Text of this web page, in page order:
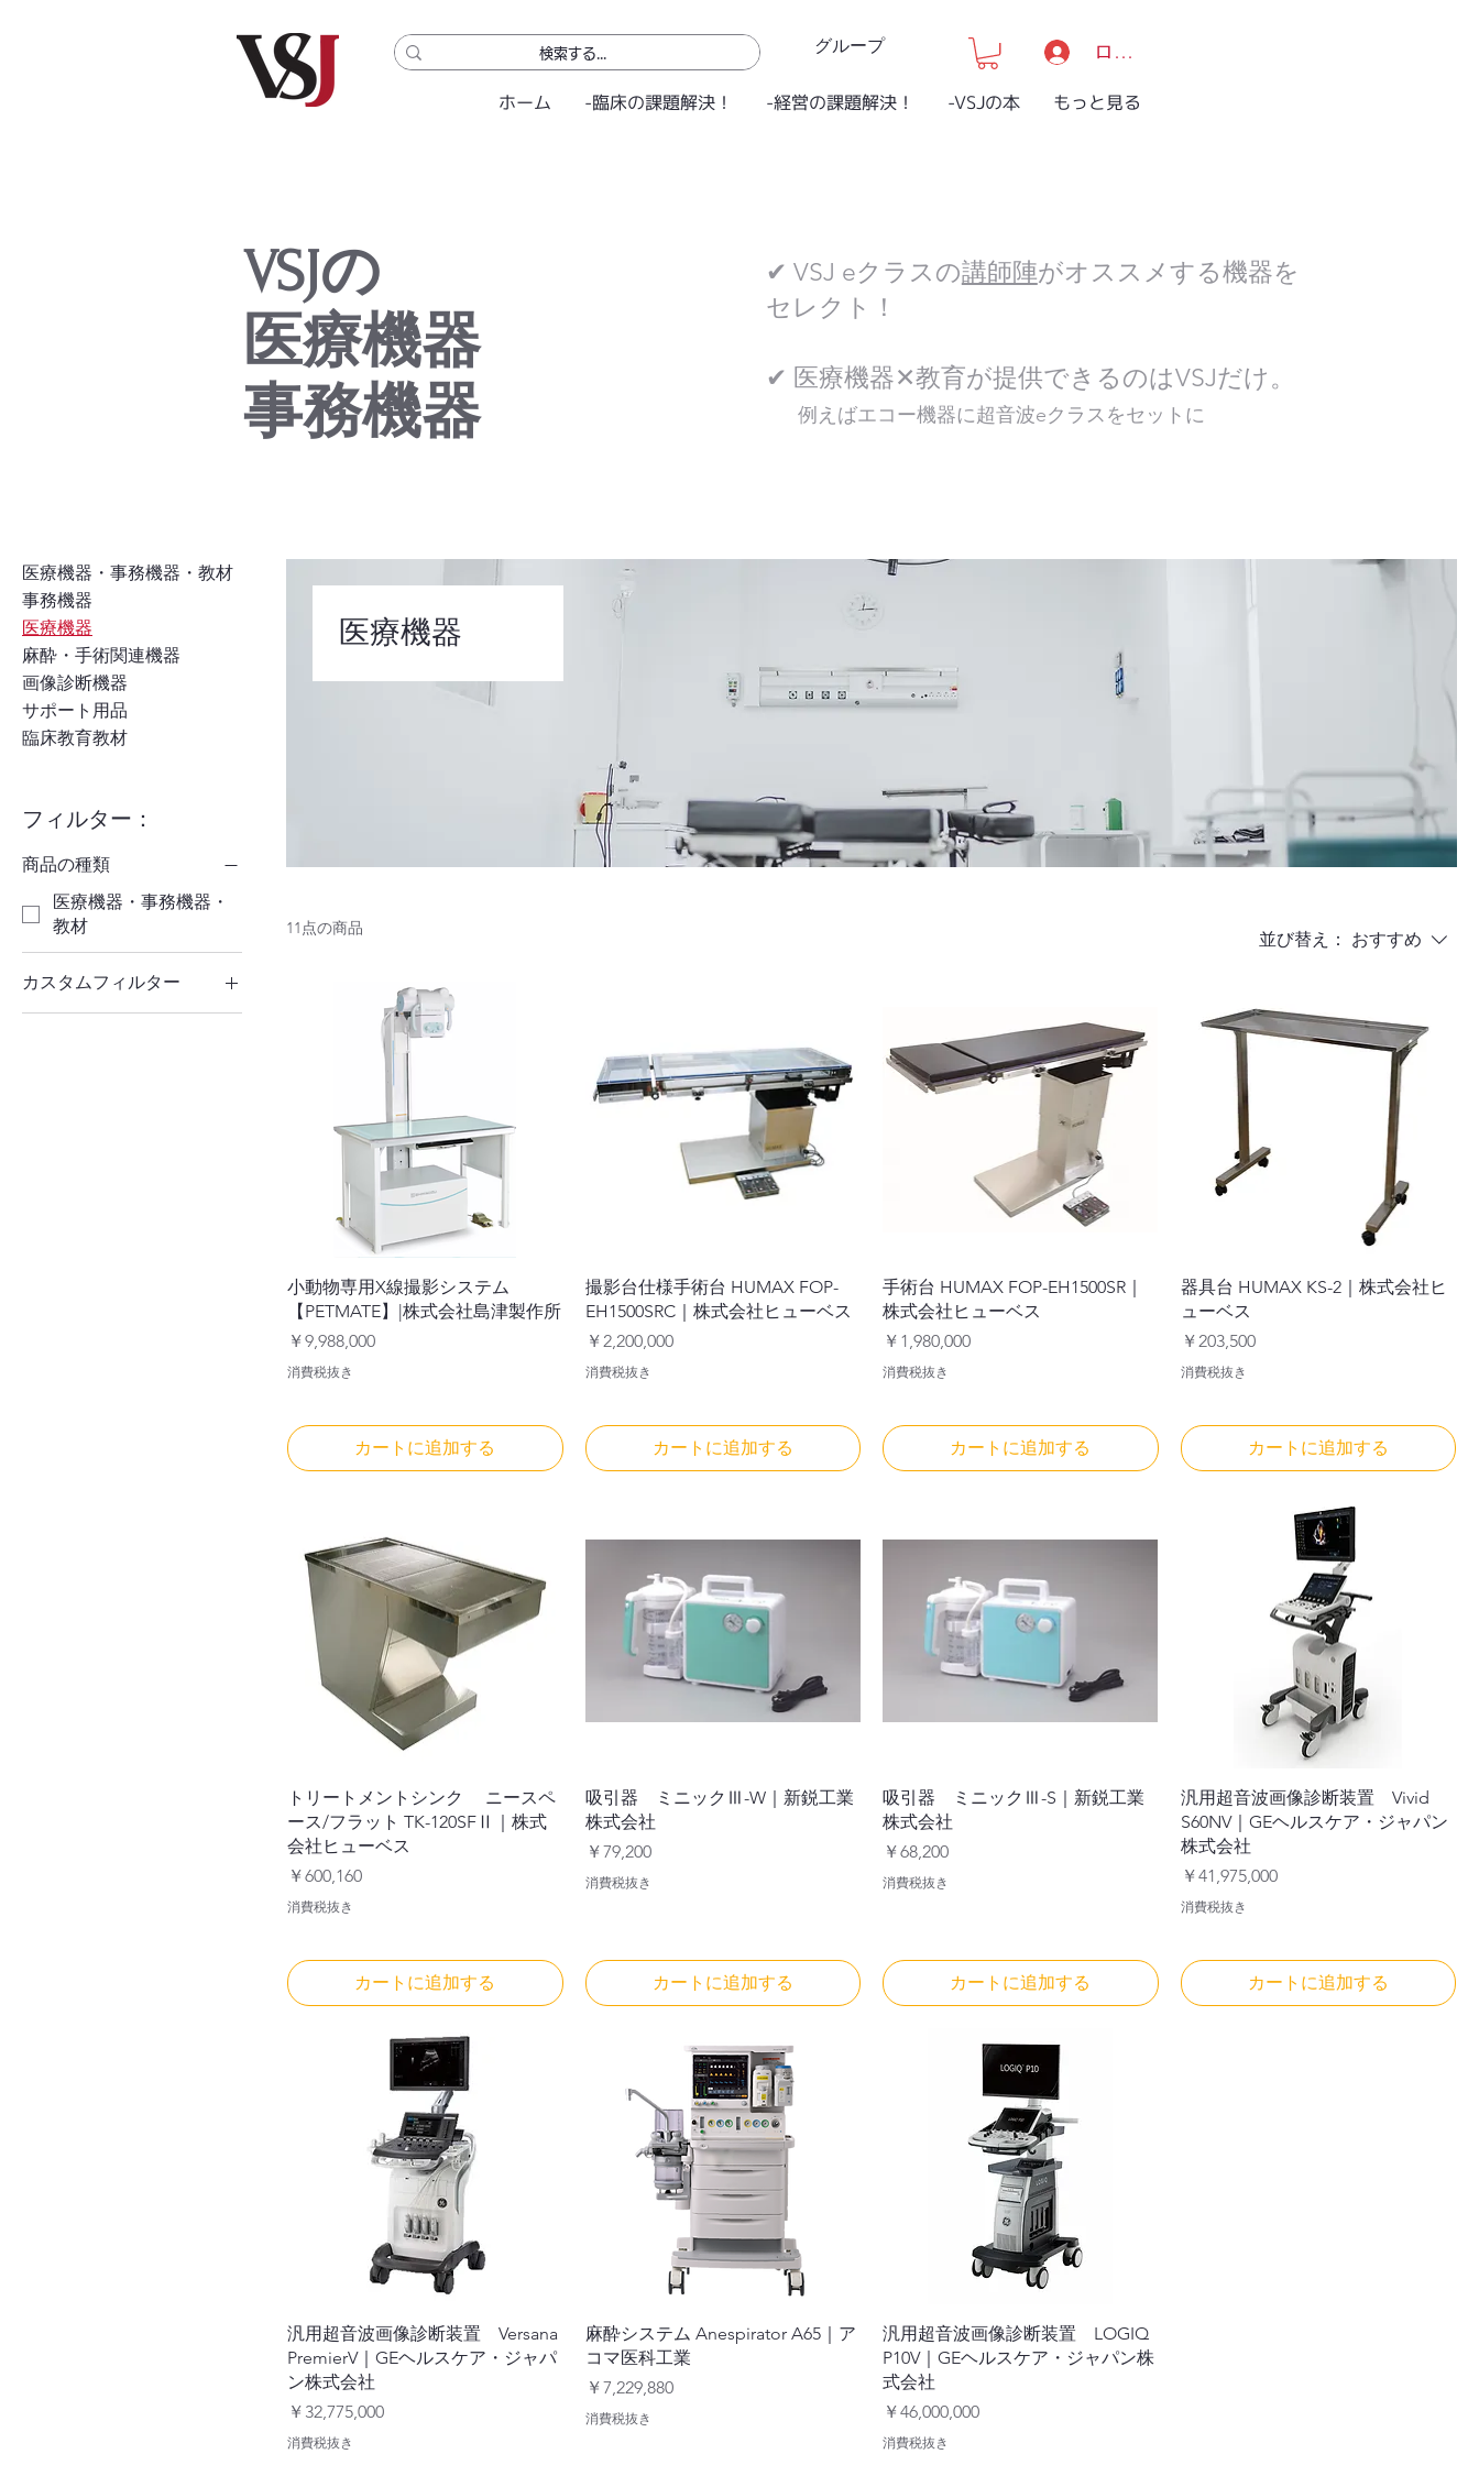
グループ ログイン/登録
ホーム -臨床の課題解決！ -経営の課題解決！ -VSJの本 もっと見る
VSJの
医療機器
​事務機器
✔ VSJ eクラスの講師陣がオススメする機器を
セレクト！
✔ 医療機器✕教育が提供できるのはVSJだけ。
例えばエコー機器に超音波eクラスをセットに
医療機器・事務機器・教材
事務機器
医療機器
麻酔・手術関連機器
画像診断機器
サポート用品
臨床教育教材
フィルター：
商品の種類
医療機器・事務機器・
教材
カスタムフィルター
医療機器・事務機器・
医療機器
11点の商品
並び替え： おすすめ
小動物専用X線撮影システム
【PETMATE】|株式会社島津製作所
価格
￥9,988,000
消費税抜き
カートに追加する
撮影台仕様手術台 HUMAX FOP-
EH1500SRC｜株式会社ヒューベス
価格
￥2,200,000
消費税抜き
カートに追加する
手術台 HUMAX FOP-EH1500SR｜
株式会社ヒューベス
価格
￥1,980,000
消費税抜き
カートに追加する
器具台 HUMAX KS-2｜株式会社ヒ
ューベス
価格
￥203,500
消費税抜き
カートに追加する
トリートメントシンク ニースペ
ース/フラット TK-120SFⅡ｜株式
会社ヒューベス
価格
￥600,160
消費税抜き
カートに追加する
吸引器 ミニックⅢ-W｜新鋭工業
株式会社
価格
￥79,200
消費税抜き
カートに追加する
吸引器 ミニックⅢ-S｜新鋭工業
株式会社
価格
￥68,200
消費税抜き
カートに追加する
汎用超音波画像診断装置 Vivid
S60NV｜GEヘルスケア・ジャパン
株式会社
価格
￥41,975,000
消費税抜き
カートに追加する
汎用超音波画像診断装置 Versana
PremierV｜GEヘルスケア・ジャパ
ン株式会社
価格
￥32,775,000
消費税抜き
麻酔システム Anespirator A65｜ア
コマ医科工業
価格
￥7,229,880
消費税抜き
汎用超音波画像診断装置 LOGIQ
P10V｜GEヘルスケア・ジャパン株
式会社
価格
￥46,000,000
消費税抜き